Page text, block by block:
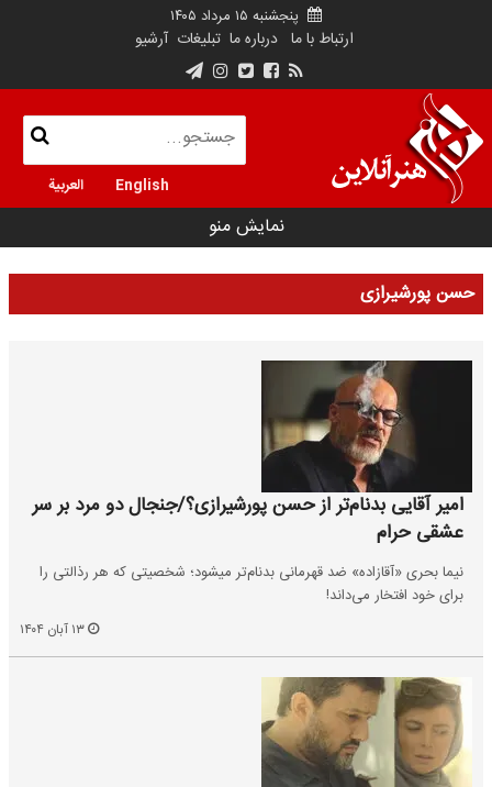
پنجشنبه ۱۵ مرداد ۱۴۰۵
ارتباط با ما درباره ما تبلیغات آرشیو
English العربية
نمایش منو
حسن پورشیرازی
امیر آقایی بدنام‌تر از حسن پورشیرازی؟/جنجال دو مرد بر سر
عشقی حرام
نیما بحری «آقازاده» ضد قهرمانی بدنام‌تر می‎شود؛ شخصیتی که هر رذالتی را
برای خود افتخار می‌داند!